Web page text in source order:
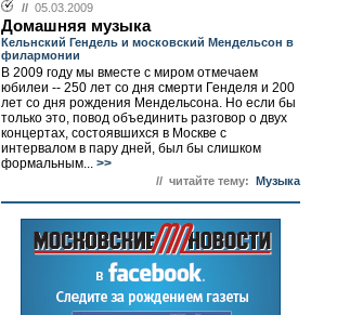
// 05.03.2009
Домашняя музыка
Кельнский Гендель и московский Мендельсон в
филармонии
В 2009 году мы вместе с миром отмечаем
юбилеи -- 250 лет со дня смерти Генделя и 200
лет со дня рождения Мендельсона. Но если бы
только это, повод объединить разговор о двух
концертах, состоявшихся в Москве с
интервалом в пару дней, был бы слишком
формальным... >>
// читайте тему: Музыка